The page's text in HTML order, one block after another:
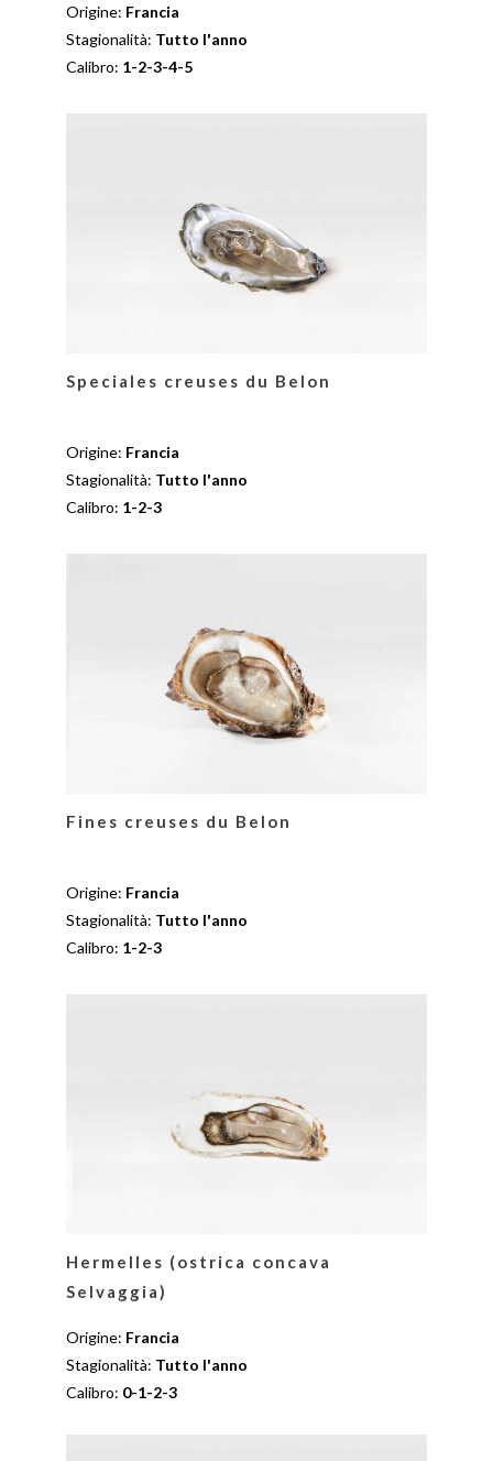
Origine: Francia
Stagionalità: Tutto l'anno
Calibro: 1-2-3-4-5
Speciales creuses du Belon
Origine: Francia
Stagionalità: Tutto l'anno
Calibro: 1-2-3
Fines creuses du Belon
Origine: Francia
Stagionalità: Tutto l'anno
Calibro: 1-2-3
Hermelles (ostrica concava
Selvaggia)
Origine: Francia
Stagionalità: Tutto l'anno
Calibro: 0-1-2-3